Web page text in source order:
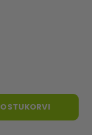
OSTUKORVI